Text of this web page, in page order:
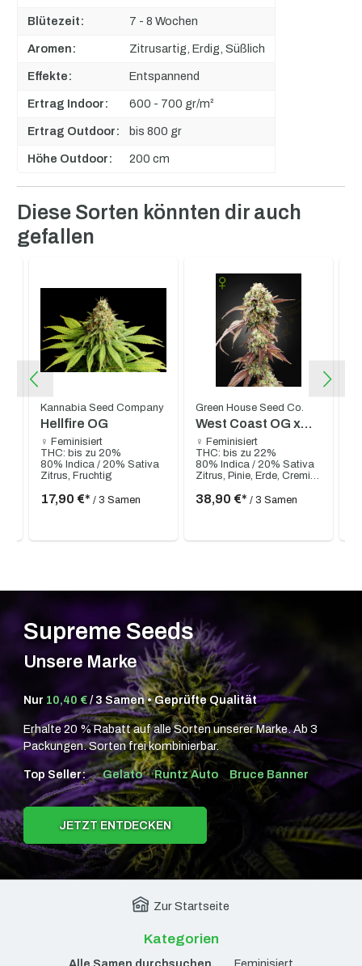
Blütezeit: 7 - 8 Wochen
Aromen: Zitrusartig, Erdig, Süßlich
Effekte: Entspannend
Ertrag Indoor: 600 - 700 gr/m²
Ertrag Outdoor: bis 800 gr
Höhe Outdoor: 200 cm
Produktgalerie überspringen
Diese Sorten könnten dir auch
gefallen
Kannabia Seed Company
Hellfire OG
♀ Feminisiert
THC: bis zu 20%
80% Indica / 20% Sativa
Zitrus, Fruchtig
17,90 €*/ 3 Samen
Green House Seed Co.
West Coast OG x
Gelato Auto 41
♀ Feminisiert
THC: bis zu 22%
80% Indica / 20% Sativa
Zitrus, Pinie, Erde, Cremig, Gassy
38,90 €*/ 3 Samen
Supreme Seeds
Unsere Marke
Nur 10,40 €/ 3 Samen • Geprüfte Qualität
Erhalte 20 % Rabatt auf alle Sorten unserer Marke. Ab 3
Packungen. Sorten frei kombinierbar.
Top Seller: Gelato Runtz Auto Bruce Banner
JETZT ENTDECKEN
Zur Startseite
Kategorien